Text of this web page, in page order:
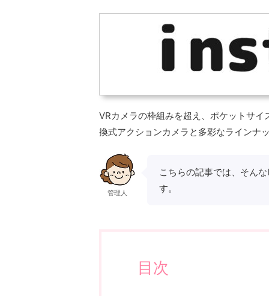
VRカメラの枠組みを超え、ポケットサ
換式アクションカメラと多彩なラインナ
管理人
こちらの記事では、そん
す。
目次